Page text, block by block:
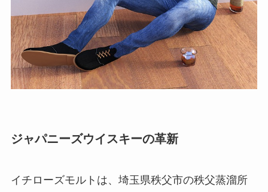
ジャパニーズウイスキーの革新
イチローズモルトは、埼玉県秩父市の秩父蒸溜所